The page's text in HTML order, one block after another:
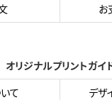
お
オリジナルプリントガイ
て
デザ